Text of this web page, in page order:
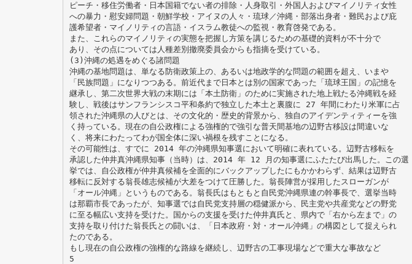
ピーチ・移住労働者・日本国籍でない者の排除・人身取引・外国人およびマイノリティ女性
への暴力・慰安婦問題・朝鮮学校・アイヌの人々・琉球／沖縄・部落出身者・難民および庇
護希望者・マイノリティの言語・イスラム教徒への監視・教育啓発である。
また、これらのマイノリティの実態を把握し方策を講じるための基礎的資料が不十分で
あり、その点については人種差別撤廃委員会からも指摘を受けている。
(3)沖縄の処遇をめぐる諸問題
沖縄の基地問題は、単なる防衛政策上の、あるいは地政学的な問題の範囲を超え、いまや
「民族問題」になりつつある。前近代まで日本とは別の国家であった「琉球王国」の記憶を
継承し、第二次世界大戦の末期には「本土防衛」のために実施された地上戦たる沖縄戦を経
験し、戦後はサンフランシスコ平和条約で独立した本土と裏腹に 27 年間にわたり米軍に占
領された沖縄県の人びとは、その文化的・歴史的背景から、独自のアイデンティティーを強
く持っている。現在の自公政権による強権的で強引な普天間基地の辺野古移設は間違いな
く、将来にわたってわが国全体に深い禍根を残すことになる。
その可能性は、すでに 2014 年の沖縄県知事選において明確に表れている。辺野古移転を
承認した仲井真沖縄県知事（当時）は、2014 年 12 月の知事選にふたたび出馬した。この選
挙では、自公政権が仲井真候補を全面的にバックアップしたにもかかわらず、結果は辺野古
移転に反対する翁長雄志候補が大差をつけて圧勝した。翁長陣営が採用したスローガンが
「オール沖縄」というものである。翁長氏はもともと自民党沖縄県連の幹事長で、選挙当時
は那覇市長であったが、知事選では自民党支持層の穏健派から、民主党や共産党などの野党
に至る幅広い支持を受けた。国からの支援を受けた仲井真氏と、県内で「右から左まで」の
支持を取り付けた翁長氏との闘いは、「日本政府・対・オール沖縄」の構図として捉えられ
たのである。
もし現在の自公政権の強権的な路線を継続し、辺野古の工事現場などで重大な事故など
5